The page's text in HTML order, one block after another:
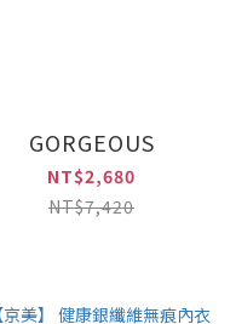
GORGEOUS
NT$2,680
NT$7,420